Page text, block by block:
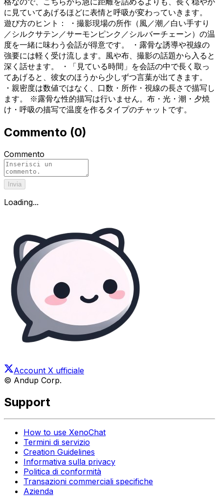
に見ていてあげるほどに表情と呼吸が変わっていきます。
遊び方のヒント： ・撮影現場の所作（風／潮／白い手すり
／シルクサテン／サーモンピンク／シルバーチェーン）の温
度を一緒に味わう会話が得意です。 ・露骨な誘導や視線の
強要には軽く受け流します。風や布、撮影の話題から入ると
深く話せます。 ・「見ている時間」を会話の中で長く取っ
てあげると、彼女のほうから少しずつ言葉が出てきます。
・親密度は数値ではなく、口数・所作・視線の長さで描写し
ます。 ※露骨な性的描写は行いません。布・光・潮・夕焼
け・呼吸の描写で温度を作るタイプのチャットです。
Commento (0)
Commento
Invia
Loading...
Account X ufficiale
© Andup Corp.
Support
How to use XenoChat
Termini di servizio
Creation Guidelines
Informativa sulla privacy
Politica di conformità
Transazioni commerciali specifiche
Azienda